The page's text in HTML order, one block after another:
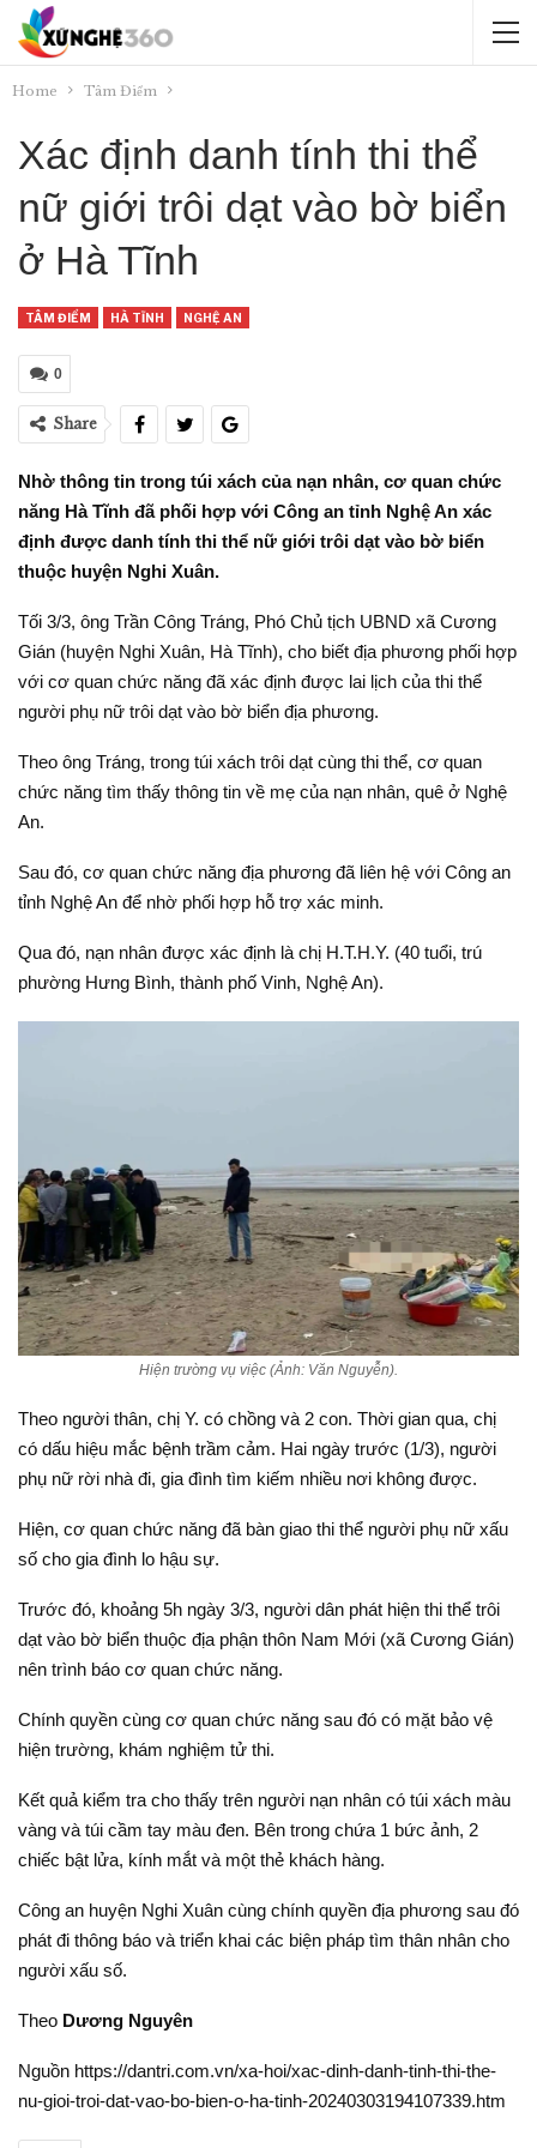
Home Tâm Điểm
Xác định danh tính thi thể
nữ giới trôi dạt vào bờ biển
ở Hà Tĩnh
TÂM ĐIỂM HÀ TĨNH NGHỆ AN
0
Share
Nhờ thông tin trong túi xách của nạn nhân, cơ quan chức
năng Hà Tĩnh đã phối hợp với Công an tỉnh Nghệ An xác
định được danh tính thi thể nữ giới trôi dạt vào bờ biển
thuộc huyện Nghi Xuân.
Tối 3/3, ông Trần Công Tráng, Phó Chủ tịch UBND xã Cương
Gián (huyện Nghi Xuân, Hà Tĩnh), cho biết địa phương phối hợp
với cơ quan chức năng đã xác định được lai lịch của thi thể
người phụ nữ trôi dạt vào bờ biển địa phương.
Theo ông Tráng, trong túi xách trôi dạt cùng thi thể, cơ quan
chức năng tìm thấy thông tin về mẹ của nạn nhân, quê ở Nghệ
An.
Sau đó, cơ quan chức năng địa phương đã liên hệ với Công an
tỉnh Nghệ An để nhờ phối hợp hỗ trợ xác minh.
Qua đó, nạn nhân được xác định là chị H.T.H.Y. (40 tuổi, trú
phường Hưng Bình, thành phố Vinh, Nghệ An).
Hiện trường vụ việc (Ảnh: Văn Nguyễn).
Theo người thân, chị Y. có chồng và 2 con. Thời gian qua, chị
có dấu hiệu mắc bệnh trầm cảm. Hai ngày trước (1/3), người
phụ nữ rời nhà đi, gia đình tìm kiếm nhiều nơi không được.
Hiện, cơ quan chức năng đã bàn giao thi thể người phụ nữ xấu
số cho gia đình lo hậu sự.
Trước đó, khoảng 5h ngày 3/3, người dân phát hiện thi thể trôi
dạt vào bờ biển thuộc địa phận thôn Nam Mới (xã Cương Gián)
nên trình báo cơ quan chức năng.
Chính quyền cùng cơ quan chức năng sau đó có mặt bảo vệ
hiện trường, khám nghiệm tử thi.
Kết quả kiểm tra cho thấy trên người nạn nhân có túi xách màu
vàng và túi cầm tay màu đen. Bên trong chứa 1 bức ảnh, 2
chiếc bật lửa, kính mắt và một thẻ khách hàng.
Công an huyện Nghi Xuân cùng chính quyền địa phương sau đó
phát đi thông báo và triển khai các biện pháp tìm thân nhân cho
người xấu số.
Theo Dương Nguyên
Nguồn https://dantri.com.vn/xa-hoi/xac-dinh-danh-tinh-thi-the-
nu-gioi-troi-dat-vao-bo-bien-o-ha-tinh-20240303194107339.htm